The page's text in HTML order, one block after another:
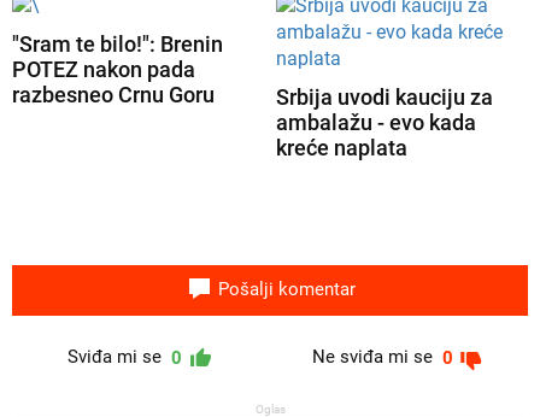
"Sram te bilo!": Brenin
POTEZ nakon pada
razbesneo Crnu Goru
Srbija uvodi kauciju za
ambalažu - evo kada
kreće naplata
Pošalji komentar
Sviđa mi se 0 Ne sviđa mi se 0
Oglas